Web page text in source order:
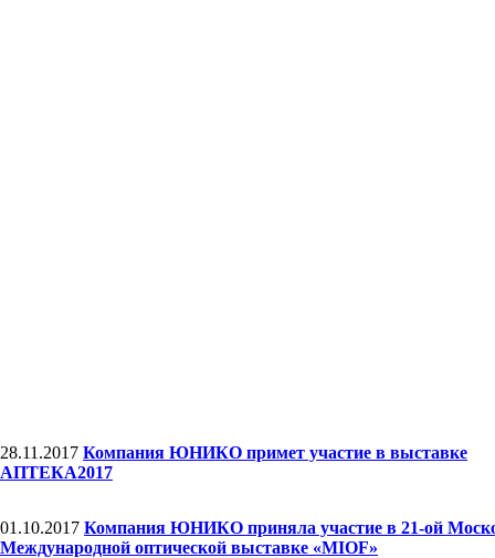
28.11.2017 Компания ЮНИКО примет участие в выставке
АПТЕКА2017
01.10.2017 Компания ЮНИКО приняла участие в 21-ой
Международной оптической выставке «MIOF»